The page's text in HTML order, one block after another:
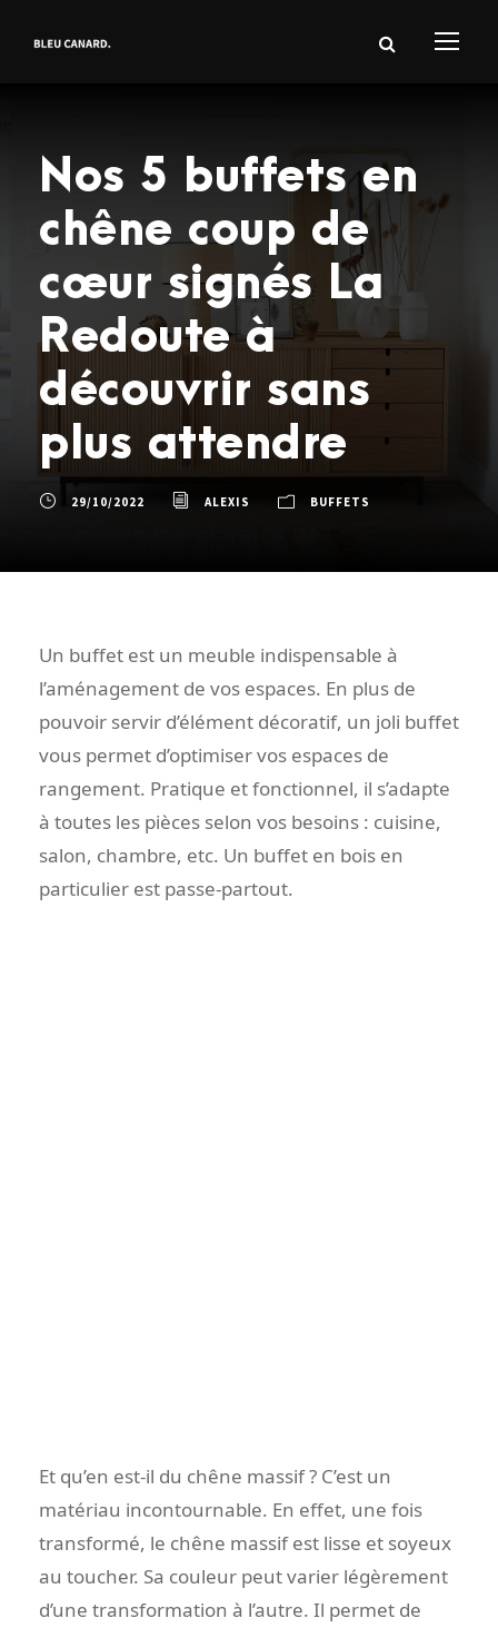
Nos 5 buffets en
chêne coup de
cœur signés La
Redoute à
découvrir sans
plus attendre
29/10/2022 ALEXIS BUFFETS
Un buffet est un meuble indispensable à
l’aménagement de vos espaces. En plus de
pouvoir servir d’élément décoratif, un joli buffet
vous permet d’optimiser vos espaces de
rangement. Pratique et fonctionnel, il s’adapte
à toutes les pièces selon vos besoins : cuisine,
salon, chambre, etc. Un buffet en bois en
particulier est passe-partout.
Et qu’en est-il du chêne massif ? C’est un
matériau incontournable. En effet, une fois
transformé, le chêne massif est lisse et soyeux
au toucher. Sa couleur peut varier légèrement
d’une transformation à l’autre. Il permet de